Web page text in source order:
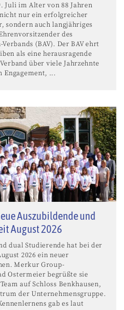
Juli im Alter von 88 Jahren
nur ein erfolgreicher
sondern auch langjähriges
des
(BAV). Der BAV ehrt
als eine herausragende
über viele Jahrzehnte
...
Auszubildende und
August 2026
dual Studierende hat bei der
2026 ein neuer
Merkur Group-
Ostermeier begrüßte sie
auf Schloss Benkhausen,
der Unternehmensgruppe.
gab es laut